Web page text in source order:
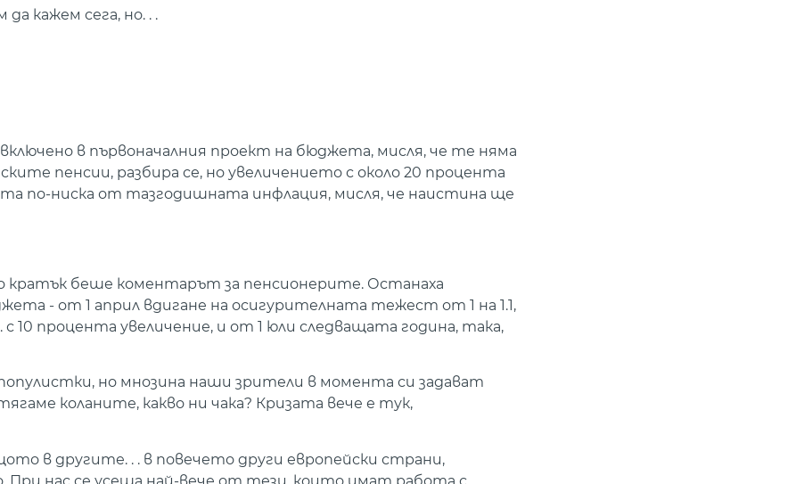
кажем сега, но. . .
в първоначалния проект на бюджета, мисля, че те няма
пенсии, разбира се, но увеличението с около 20 процента
по-ниска от тазгодишната инфлация, мисля, че наистина ще
кратък беше коментарът за пенсионерите. Останаха
- от 1 април вдигане на осигурителната тежест от 1 на 1.1,
10 процента увеличение, и от 1 юли следващата година, така,
но мнозина наши зрители в момента си задават
коланите, какво ни чака? Кризата вече е тук,
в другите. . . в повечето други европейски страни,